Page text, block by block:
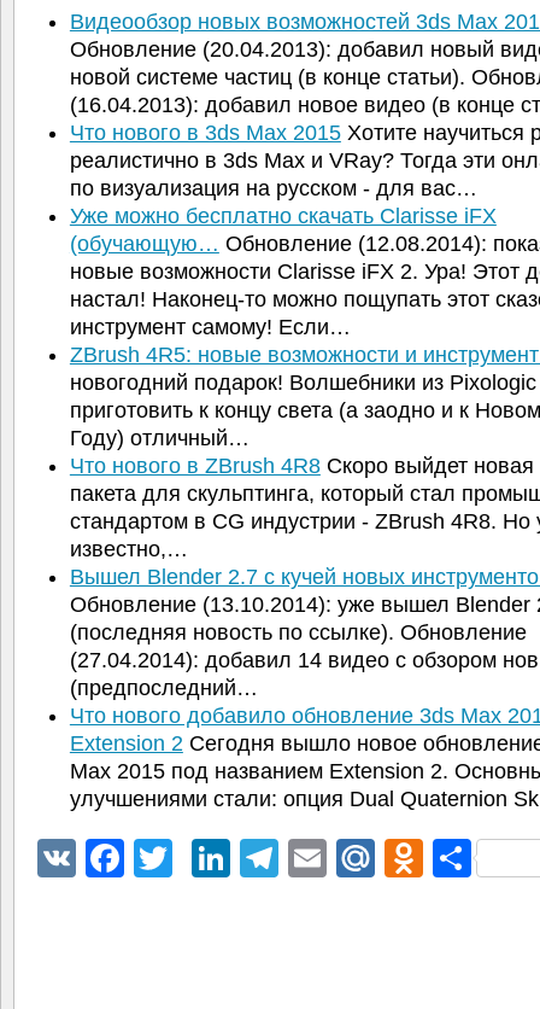
Видеообзор новых возможностей 3ds Max
Обновление (20.04.2013): добавил новый
новой системе частиц (в конце статьи).
(16.04.2013): добавил новое видео (в конце
Что нового в 3ds Max 2015Хотите научиться
реалистично в 3ds Max и VRay? Тогда эти
по визуализация на русском - для вас…
Уже можно бесплатно скачать Clarisse iFX
(обучающую… Обновление (12.08.2014):
новые возможности Clarisse iFX 2. Ура! Этот
настал! Наконец-то можно пощупать этот
инструмент самому! Если…
ZBrush 4R5: новые возможности и
новогодний подарок! Волшебники из
приготовить к концу света (а заодно и к
Году) отличный…
Что нового в ZBrush 4R8Скоро выйдет новая
пакета для скульптинга, который стал
стандартом в CG индустрии - ZBrush 4R8. Но
известно,…
Вышел Blender 2.7 с кучей новых
Обновление (13.10.2014): уже вышел Blender
(последняя новость по ссылке). Обновление
(27.04.2014): добавил 14 видео с обзором
(предпоследний…
Что нового добавило обновление 3ds Max
Extension 2Сегодня вышло новое
Max 2015 под названием Extension 2.
улучшениями стали: опция Dual Quaternion
VK Facebook
TwitterLinkedIn
Telegram
EmailMail.Ru